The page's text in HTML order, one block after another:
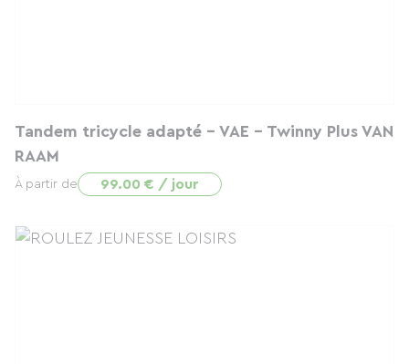
Tandem tricycle adapté - VAE - Twinny Plus VAN
RAAM
À partir de 99.00 € / jour